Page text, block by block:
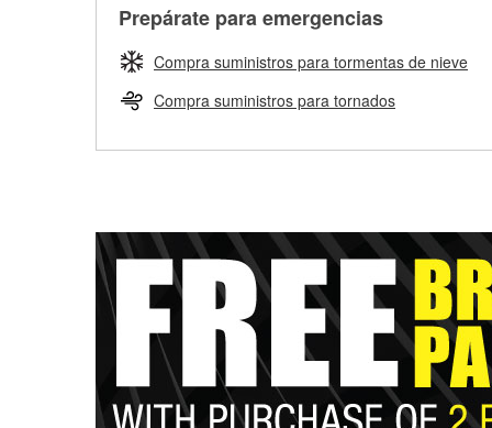
Prepárate para emergencias
Compra suministros para tormentas de nieve
Compra suministros para tornados